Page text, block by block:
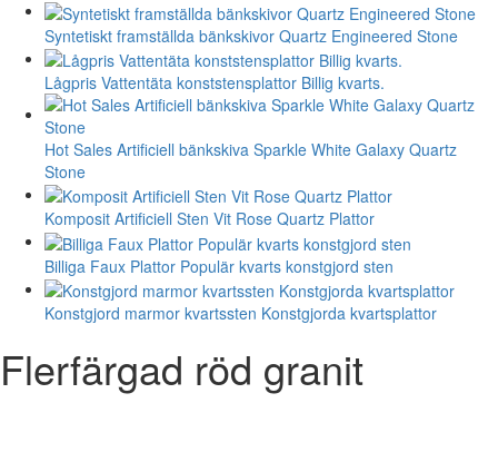
Syntetiskt framställda bänkskivor Quartz Engineered Stone
Lågpris Vattentäta konststensplattor Billig kvarts.
Hot Sales Artificiell bänkskiva Sparkle White Galaxy Quartz
Stone
Komposit Artificiell Sten Vit Rose Quartz Plattor
Billiga Faux Plattor Populär kvarts konstgjord sten
Konstgjord marmor kvartssten Konstgjorda kvartsplattor
Flerfärgad röd granit